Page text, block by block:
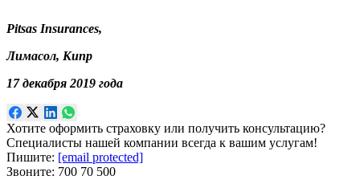
Pitsas Insurances,
Лимасол, Кипр
17 декабря 2019 года
Хотите оформить страховку или получить консультацию?
Специалисты нашей компании всегда к вашим услугам!
Пишите: [email protected]
Звоните: 700 70 500